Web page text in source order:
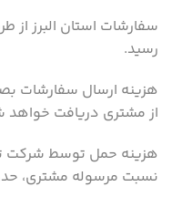
سفارشات استان البرز
رسید.
هزینه ارسال سفارشات
از مشتری دریافت خواهد
هزینه حمل توسط شرکت
نسبت مرسوله مشتری، حدود 60 تا 100 هزار تومان